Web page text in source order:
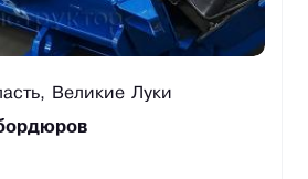
Великие Луки